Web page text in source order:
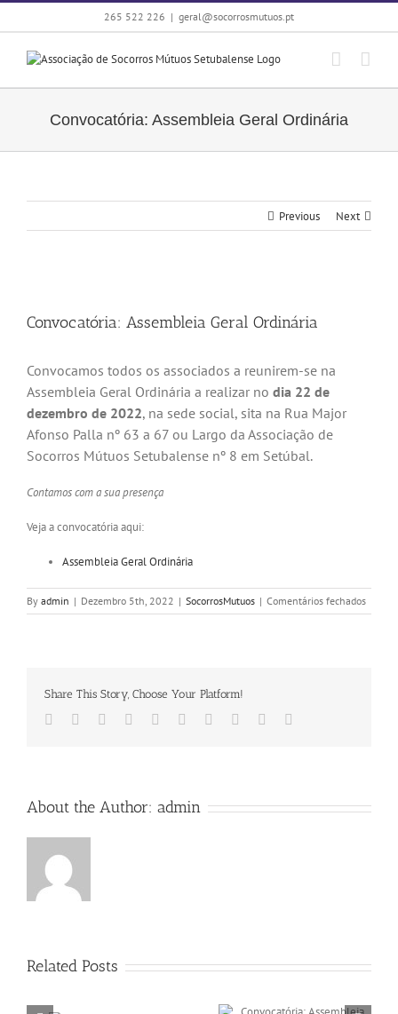
Skip
265 522 226 | geral@socorrosmutuos.pt
Convocatória: Assembleia Geral Ordinária
Previous Next
Image
Convocatória: Assembleia Geral Ordinária
Convocamos todos os associados a reunirem-se na
Assembleia Geral Ordinária a realizar no dia 22 de
dezembro de 2022, na sede social, sita na Rua Major
Afonso Palla nº 63 a 67 ou Largo da Associação de
Socorros Mútuos Setubalense nº 8 em Setúbal.
Contamos com a sua presença
Veja a convocatória aqui:
Assembleia Geral Ordinária
By admin | Dezembro 5th, 2022 | SocorrosMutuos | Comentários fechadosem
Share This Story, Choose Your Platform!
Facebook
TwitterLinkedIn
Reddit WhatsappGoogle+
TumblrPinterest
About the Author: admin
Related Posts